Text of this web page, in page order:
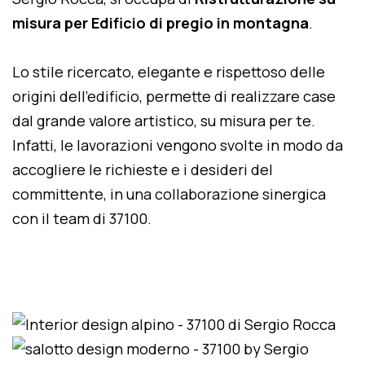
misura per Edificio di pregio in montagna.
Lo stile ricercato, elegante e rispettoso delle
origini dell'edificio, permette di realizzare case
dal grande valore artistico, su misura per te.
Infatti, le lavorazioni vengono svolte in modo da
accogliere le richieste e i desideri del
committente, in una collaborazione sinergica
con il team di 37100.